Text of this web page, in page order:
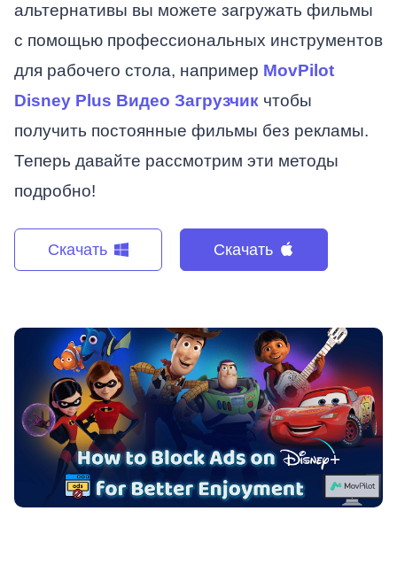
альтернативы вы можете загружать фильмы
с помощью профессиональных инструментов
для рабочего стола, например MovPilot
Disney Plus Видео Загрузчикчтобы
получить постоянные фильмы без рекламы.
Теперь давайте рассмотрим эти методы
подробно!
Скачать Скачать